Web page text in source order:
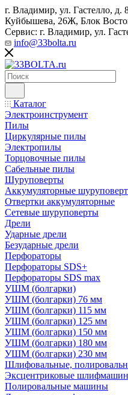
г. Владимир, ул. Гастелло, д.
Куйбышева, 26Ж, Блок
Сервис: г. Владимир, ул.
info@33bolta.ru
Каталог
Электроинструмент
Пилы
Циркулярные пилы
Электропилы
Торцовочные пилы
Сабельные пилы
Шуруповерты
Аккумуляторные
Отвертки аккумуляторные
Сетевые шуруповерты
Дрели
Ударные дрели
Безударные дрели
Перфораторы
Перфораторы SDS+
Перфораторы SDS max
УШМ (болгарки)
УШМ (болгарки) 76 мм
УШМ (болгарки) 115 мм
УШМ (болгарки) 125 мм
УШМ (болгарки) 150 мм
УШМ (болгарки) 180 мм
УШМ (болгарки) 230 мм
Шлифовальные,
Эксцентриковые
Полировальные машины